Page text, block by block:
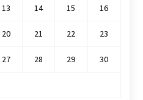
13 14 15 16
20 21 22 23
27 28 29 30